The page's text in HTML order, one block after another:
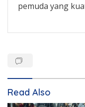
pemuda yang
Read Also